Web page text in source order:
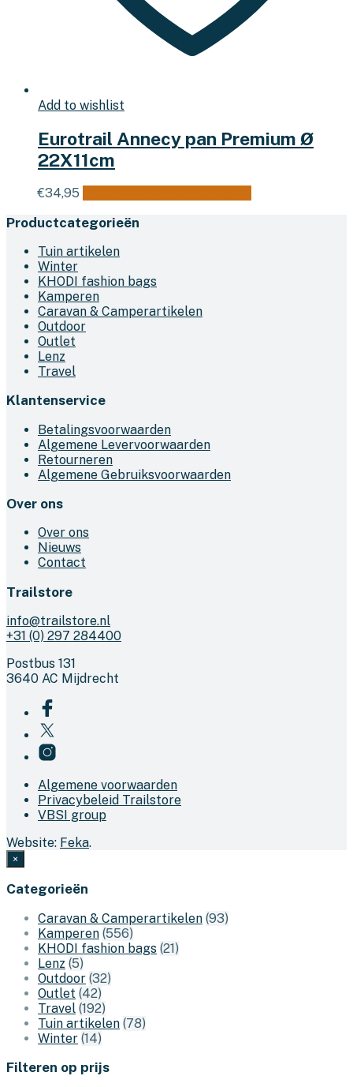
Add to wishlist
Eurotrail Annecy pan Premium Ø
22X11cm
€34,95
Productcategorieën
Tuin artikelen
Winter
KHODI fashion bags
Kamperen
Caravan & Camperartikelen
Outdoor
Outlet
Lenz
Travel
Klantenservice
Betalingsvoorwaarden
Algemene Levervoorwaarden
Retourneren
Algemene Gebruiksvoorwaarden
Over ons
Over ons
Nieuws
Contact
Trailstore
info@trailstore.nl
+31 (0) 297 284400
Postbus 131
3640 AC Mijdrecht
Algemene voorwaarden
Privacybeleid Trailstore
VBSI group
Website: Feka.
×
Categorieën
Caravan & Camperartikelen (93)
Kamperen (556)
KHODI fashion bags (21)
Lenz (5)
Outdoor (32)
Outlet (42)
Travel (192)
Tuin artikelen (78)
Winter (14)
Filteren op prijs